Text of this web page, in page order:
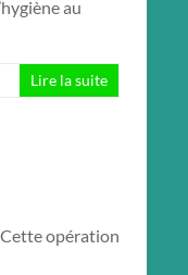
au
Lire la suite
opération